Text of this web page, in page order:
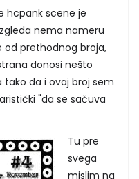
hcpank scene je
nema nameru
od prethodnog broja,
donosi nešto
da i ovaj broj sem
"da se sačuva
Tu pre
svega
mislim na